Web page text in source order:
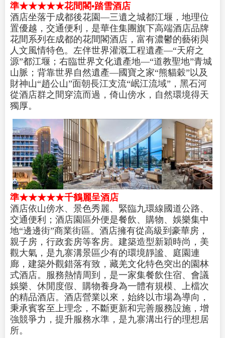
準★★★★★花間閣•踏雪酒店
酒店坐落于成都後花園—三遺之城都江堰，地理位
置優越，交通便利，是華住集團旗下高端酒店品牌
花間系列在成都的花間閣酒店，富有濃鬱的藝術與
人文風情特色。左伴世界灌溉工程遺產—“天府之
源”都江堰；右臨世界文化遺產地—“道教聖地”青城
山脈；背靠世界自然遺產—國寶之家“熊貓穀”以及
財神山“趙公山”面朝長江支流“岷江流域”，黑石河
從酒店群之間穿流而過，倚山傍水，自然環境得天
獨厚。
準★★★★★千鶴麗呈酒店
酒店依山傍水、景色秀麗、緊臨九環線國道公路、
交通便利；酒店園區外便是餐飲、購物、娛樂集中
地“邊邊街”商業街區。酒店擁有從高級到豪華房，
親子房，行政套房等客房。建築造型新穎時尚，美
觀大氣，是九寨溝景區少有的環境靜謐、庭園連
廊，建築外觀錯落有致，藏羌文化特色突出的園林
式酒店。服務熱情周到，是一家集餐飲住宿、會議
娛樂、休閒度假、購物養身為一體有規模、上檔次
的精品酒店。酒店營業以來，始終以市場為導向，
秉承賓客至上理念，不斷更新和完善服務設施，增
強競爭力，提升服務水準，是九寨溝出行的理想居
所。